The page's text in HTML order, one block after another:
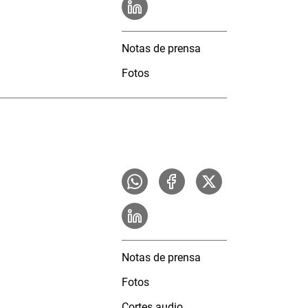
Notas de prensa
Fotos
Notas de prensa
Fotos